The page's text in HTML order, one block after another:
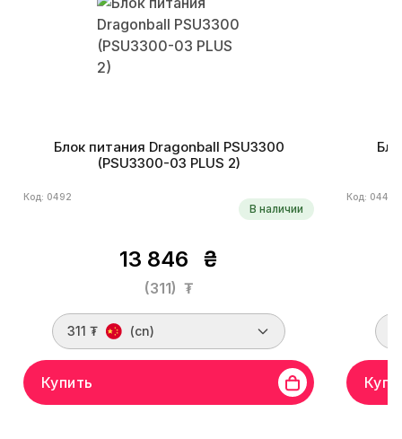
Блок питания Dragonball PSU3300
(PSU3300-03 PLUS 2)
Код: 0492
В наличии
13 846 ₴
(311) ₮
311 ₮ (cn)
Купить
Код: 0444